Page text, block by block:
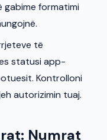
gabime formatimi
të
statusi app-
Kontrolloni
autorizimin tuaj.
Numrat